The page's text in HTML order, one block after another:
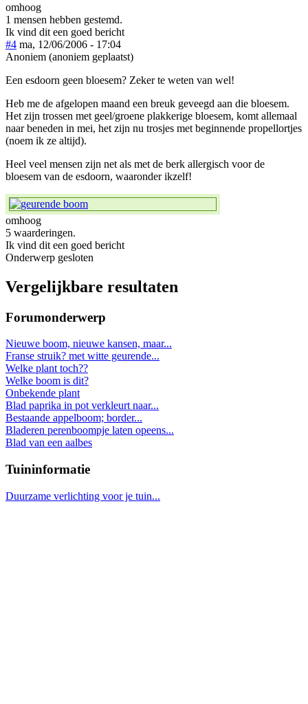
omhoog
1 mensen hebben gestemd.
Ik vind dit een goed bericht
#4 ma, 12/06/2006 - 17:04
Anoniem (anoniem geplaatst)
Een esdoorn geen bloesem? Zeker te weten van wel!
Heb me de afgelopen maand een breuk geveegd aan die bloesem.
Het zijn trossen met geel/groene plakkerige bloesem, komt allemaal
naar beneden in mei, het zijn nu trosjes met beginnende propellortjes
(noem ik ze altijd).
Heel veel mensen zijn net als met de berk allergisch voor de
bloesem van de esdoorn, waaronder ikzelf!
omhoog
5 waarderingen.
Ik vind dit een goed bericht
Onderwerp gesloten
Vergelijkbare resultaten
Forumonderwerp
Nieuwe boom, nieuwe kansen, maar...
Franse struik? met witte geurende...
Welke plant toch??
Welke boom is dit?
Onbekende plant
Blad paprika in pot verkleurt naar...
Bestaande appelboom; border...
Bladeren perenboompje laten opeens...
Blad van een aalbes
Tuininformatie
Duurzame verlichting voor je tuin...